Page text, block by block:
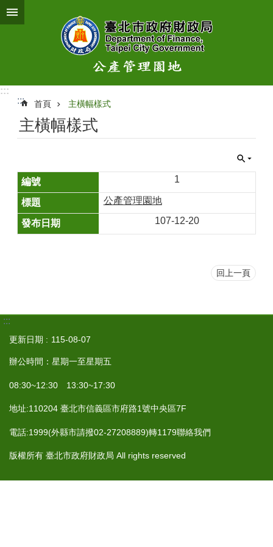
跳到主要內容區塊
:::
:::
首頁 主橫幅樣式
主橫幅樣式
1
公產管理園地
107-12-20
回上一頁
:::
更新日期 115-08-07
辦公時間：星期一至星期五
08:30~12:30 13:30~17:30
地址:110204 臺北市信義區市府路1號中央區7F
電話:1999(外縣市請撥02-27208889)轉1179聯絡我們
版權所有 臺北市政府財政局 All rights reserved